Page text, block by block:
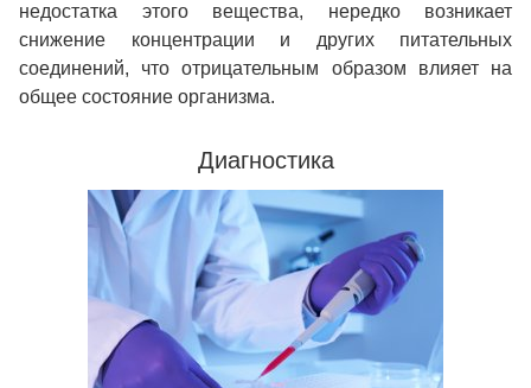
недостатка этого вещества, нередко возникает
снижение концентрации и других питательных
соединений, что отрицательным образом влияет на
общее состояние организма.
Диагностика